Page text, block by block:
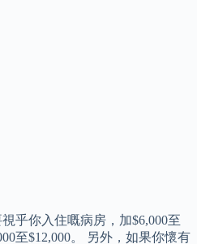
乎你入住嘅病房，加$6,000至
至$12,000。 另外，如果你懷有